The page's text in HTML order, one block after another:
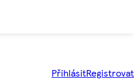
PřihlásitRegistrovat